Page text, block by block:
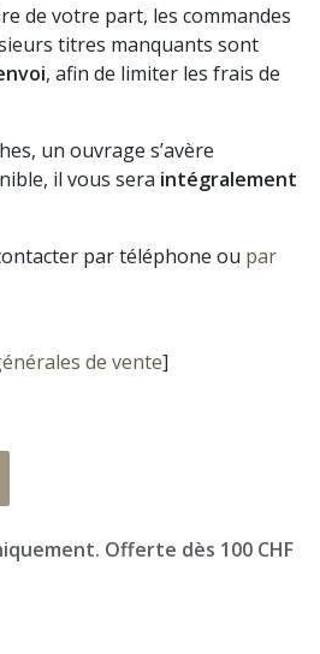
de votre part, les commandes
titres manquants sont
, afin de limiter les frais de
un ouvrage s’avère
il vous sera intégralement
par téléphone ou par
de vente]
Offerte dès 100 CHF